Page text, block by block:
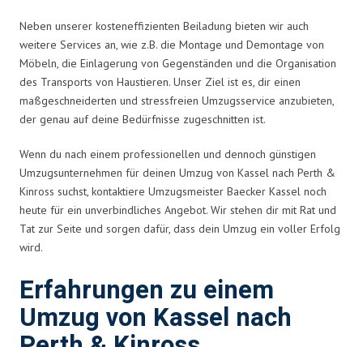
Neben unserer kosteneffizienten Beiladung bieten wir auch
weitere Services an, wie z.B. die Montage und Demontage von
Möbeln, die Einlagerung von Gegenständen und die Organisation
des Transports von Haustieren. Unser Ziel ist es, dir einen
maßgeschneiderten und stressfreien Umzugsservice anzubieten,
der genau auf deine Bedürfnisse zugeschnitten ist.
Wenn du nach einem professionellen und dennoch günstigen
Umzugsunternehmen für deinen Umzug von Kassel nach Perth &
Kinross suchst, kontaktiere Umzugsmeister Baecker Kassel noch
heute für ein unverbindliches Angebot. Wir stehen dir mit Rat und
Tat zur Seite und sorgen dafür, dass dein Umzug ein voller Erfolg
wird.
Erfahrungen zu einem
Umzug von Kassel nach